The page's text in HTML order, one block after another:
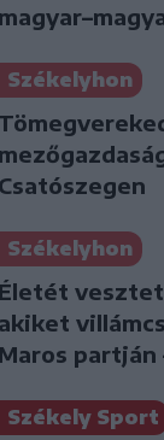
Székelyhon
Csatószegen
Székelyhon
Életét
akiket
Maros
Székely Sport